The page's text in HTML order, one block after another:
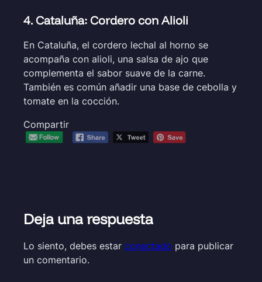
4. Cataluña: Cordero con Alioli
En Cataluña, el cordero lechal al horno se
acompaña con alioli, una salsa de ajo que
complementa el sabor suave de la carne.
También es común añadir una base de cebolla y
tomate en la cocción.
Compartir
Deja una respuesta
Lo siento, debes estar conectado para publicar
un comentario.